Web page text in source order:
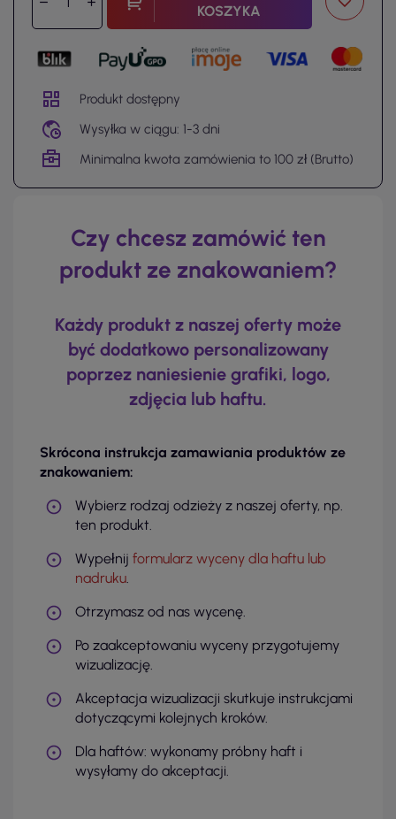
KOSZYKA
Produkt dostępny
Wysyłka w ciągu: 1-3 dni
Minimalna kwota zamówienia to 100 zł (Brutto)
Czy chcesz zamówić ten
produkt ze znakowaniem?
Każdy produkt z naszej oferty może
być dodatkowo personalizowany
poprzez naniesienie grafiki, logo,
zdjęcia lub haftu.
Skrócona instrukcja zamawiania produktów ze
znakowaniem:
Wybierz rodzaj odzieży z naszej oferty, np.
ten produkt.
Wypełnij formularz wyceny dla haftu lub
nadruku.
Otrzymasz od nas wycenę.
Po zaakceptowaniu wyceny przygotujemy
wizualizację.
Akceptacja wizualizacji skutkuje instrukcjami
dotyczącymi kolejnych kroków.
Dla haftów: wykonamy próbny haft i
wysyłamy do akceptacji.